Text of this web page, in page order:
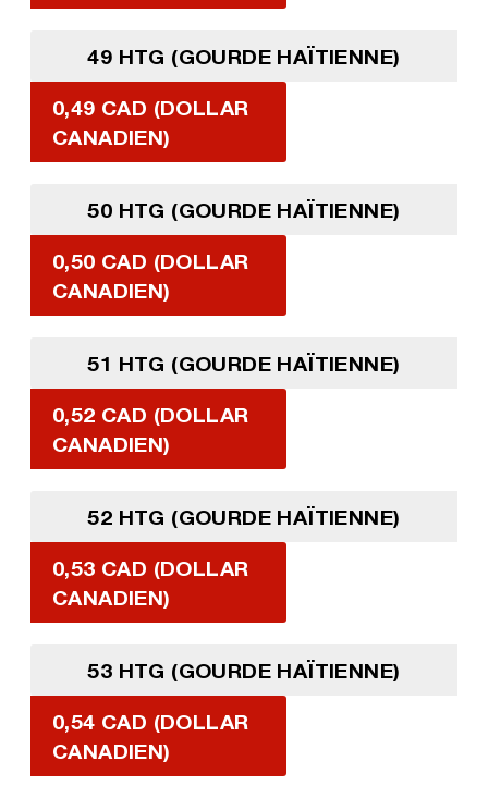
49 HTG (GOURDE HAÏTIENNE)
0,49 CAD (DOLLAR
CANADIEN)
50 HTG (GOURDE HAÏTIENNE)
0,50 CAD (DOLLAR
CANADIEN)
51 HTG (GOURDE HAÏTIENNE)
0,52 CAD (DOLLAR
CANADIEN)
52 HTG (GOURDE HAÏTIENNE)
0,53 CAD (DOLLAR
CANADIEN)
53 HTG (GOURDE HAÏTIENNE)
0,54 CAD (DOLLAR
CANADIEN)